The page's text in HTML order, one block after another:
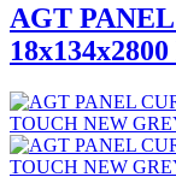
AGT